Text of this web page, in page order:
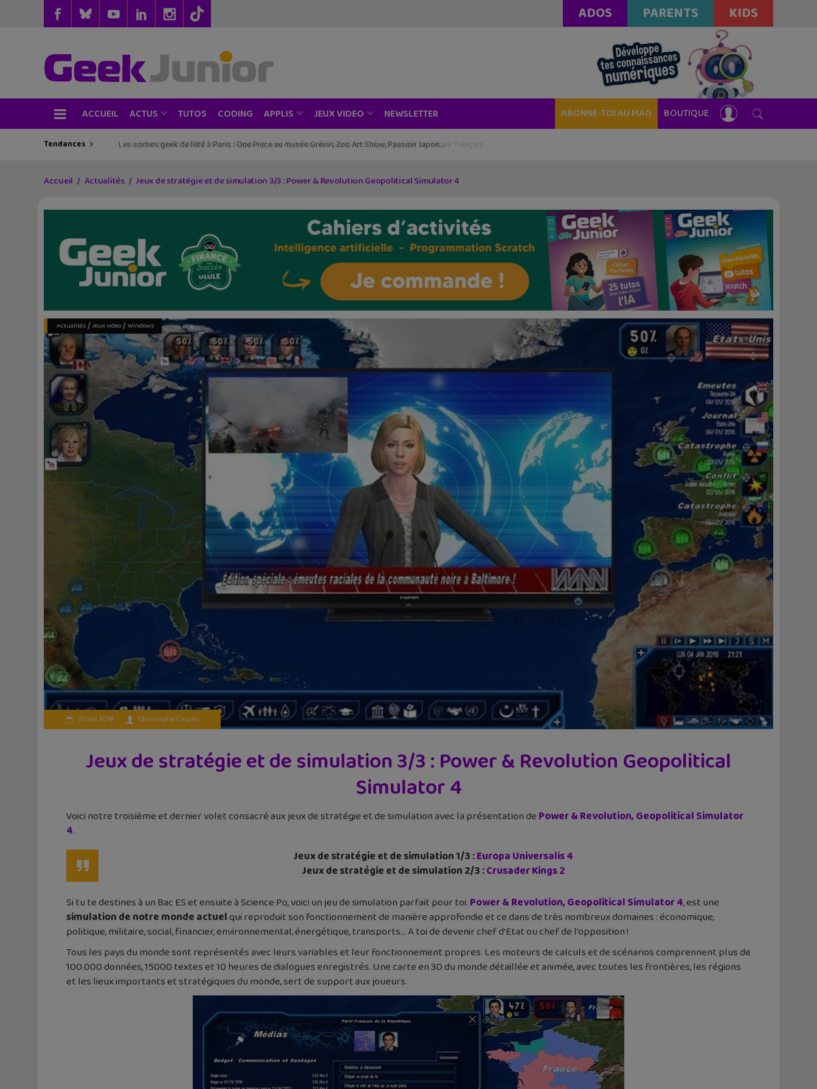
ADOS PARENTS KIDS
ACCUEIL ACTUS TUTOS CODING APPLIS JEUX VIDEO NEWSLETTER ABONNE-TOI AU MAG BOUTIQUE
Tendances Les sorties geek de l’été à Paris : One Piece au musée Grévin, Zoo Art Show, Passion Japon…
Accueil Actualités Jeux de stratégie et de simulation 3/3 : Power & Revolution Geopolitical Simulator 4
Actualités/ Jeux video/ Windows
31 mai 2018 Christophe Coquis
Jeux de stratégie et de simulation 3/3 : Power & Revolution Geopolitical
Simulator 4
Voici notre troisième et dernier volet consacré aux jeux de stratégie et de simulation avec la présentation dePower & Revolution, Geopolitical Simulator
4.
Jeux de stratégie et de simulation 1/3 :Europa Universalis 4
Jeux de stratégie et de simulation 2/3 :Crusader Kings 2
Si tu te destines à un Bac ES et ensuite à Science Po, voici un jeu de simulation parfait pour toi.Power & Revolution, Geopolitical Simulator 4, est une
simulation de notre monde actuelqui reproduit son fonctionnement de manière approfondie et ce dans de très nombreux domaines : économique,
politique, militaire, social, financier, environnemental, énergétique, transports… A toi de devenir chef d’Etat ou chef de l’opposition !
Tous les pays du monde sont représentés avec leurs variables et leur fonctionnement propres. Les moteurs de calculs et de scénarios comprennent plus de
100.000 données, 15000 textes et 10 heures de dialogues enregistrés. Une carte en 3D du monde détaillée et animée, avec toutes les frontières, les régions
et les lieux importants et stratégiques du monde, sert de support aux joueurs.